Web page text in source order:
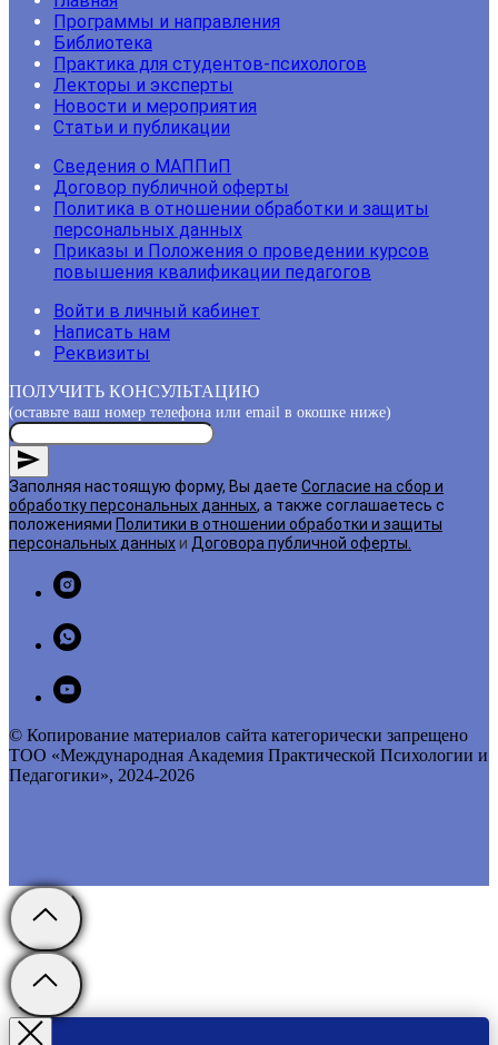
Программы и направления
Библиотека
Практика для студентов-психологов
Лекторы и эксперты
Новости и мероприятия
Статьи и публикации
Сведения о МАППиП
Договор публичной оферты
Политика в отношении обработки и защиты
персональных данных
Приказы и Положения о проведении курсов
повышения квалификации педагогов
Войти в личный кабинет
Написать нам
Реквизиты
ПОЛУЧИТЬ КОНСУЛЬТАЦИЮ
(оставьте ваш номер телефона или email в окошке ниже)
Заполняя настоящую форму, Вы даете Согласие на сбор и
обработку персональных данных, а также соглашаетесь с
положениями Политики в отношении обработки и защиты
персональных данныхи Договора публичной оферты
© Копирование материалов сайта категорически запрещено
ТОО «Международная Академия Практической Психологии и
Педагогики», 2024-2026